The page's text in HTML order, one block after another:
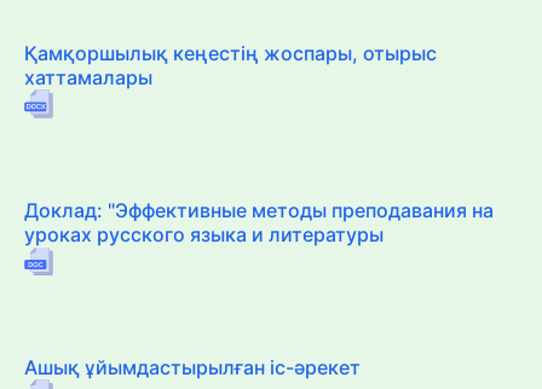
Қамқоршылық кеңестің жоспары, отырыс
хаттамалары
Доклад: "Эффективные методы преподавания на
уроках русского языка и литературы
Ашық ұйымдастырылған іс-әрекет